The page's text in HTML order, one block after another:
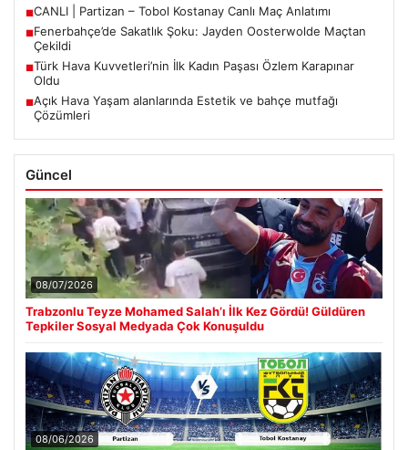
■CANLI | Partizan – Tobol Kostanay Canlı Maç Anlatımı
■Fenerbahçe’de Sakatlık Şoku: Jayden Oosterwolde Maçtan
Çekildi
■Türk Hava Kuvvetleri’nin İlk Kadın Paşası Özlem Karapınar
Oldu
■Açık Hava Yaşam alanlarında Estetik ve bahçe mutfağı
Çözümleri
Güncel
08/07/2026
Trabzonlu Teyze Mohamed Salah’ı İlk Kez Gördü! Güldüren
Tepkiler Sosyal Medyada Çok Konuşuldu
08/06/2026